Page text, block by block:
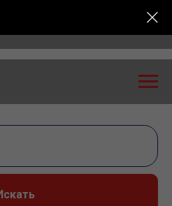
«Транспортная